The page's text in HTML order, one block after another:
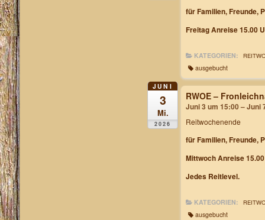
für Familien, Freunde,
Freitag Anreise 15.00
KATEGORIEN:
ausgebucht
JUNI
3
Mi.
2026
RWOE –
Juni 3 um 15:00 – Juni
Reitwochenende
für Familien, Freunde,
Mittwoch Anreise
Jedes Reitlevel.
KATEGORIEN:
ausgebucht